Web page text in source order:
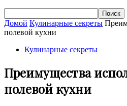
Домой Кулинарные секреты
полевой кухни
Кулинарные секреты
Преимущества
полевой кухни